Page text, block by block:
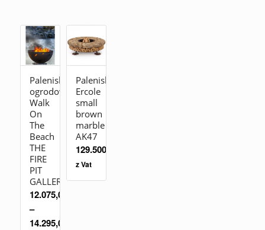
Palenisko
ogrodowe
Walk
On
The
Beach
THE
FIRE
PIT
GALLERY
12.075,00
–
14.295,00
Palenisko
Ercole
small
brown
marble
AK47
129.500,00
z Vat